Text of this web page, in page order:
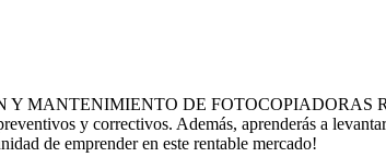
Y MANTENIMIENTO DE FOTOCOPIADORAS
y correctivos. Además, aprenderás a
de emprender en este rentable mercado!